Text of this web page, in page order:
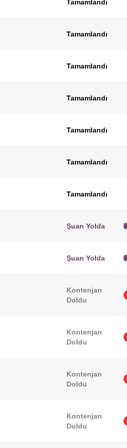
Tamamlandı
Tamamlandı
Tamamlandı
Tamamlandı
Tamamlandı
Tamamlandı
Tamamlandı
Şuan Yolda
Şuan Yolda
Kontenjan
Doldu
Kontenjan
Doldu
Kontenjan
Doldu
Kontenjan
Doldu